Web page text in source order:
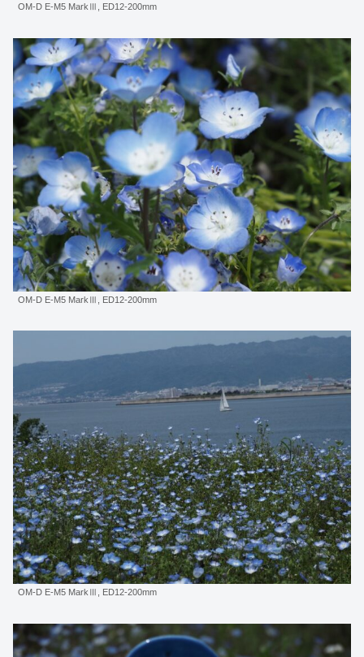
OM-D E-M5 MarkⅢ, ED12-200mm
OM-D E-M5 MarkⅢ, ED12-200mm
OM-D E-M5 MarkⅢ, ED12-200mm